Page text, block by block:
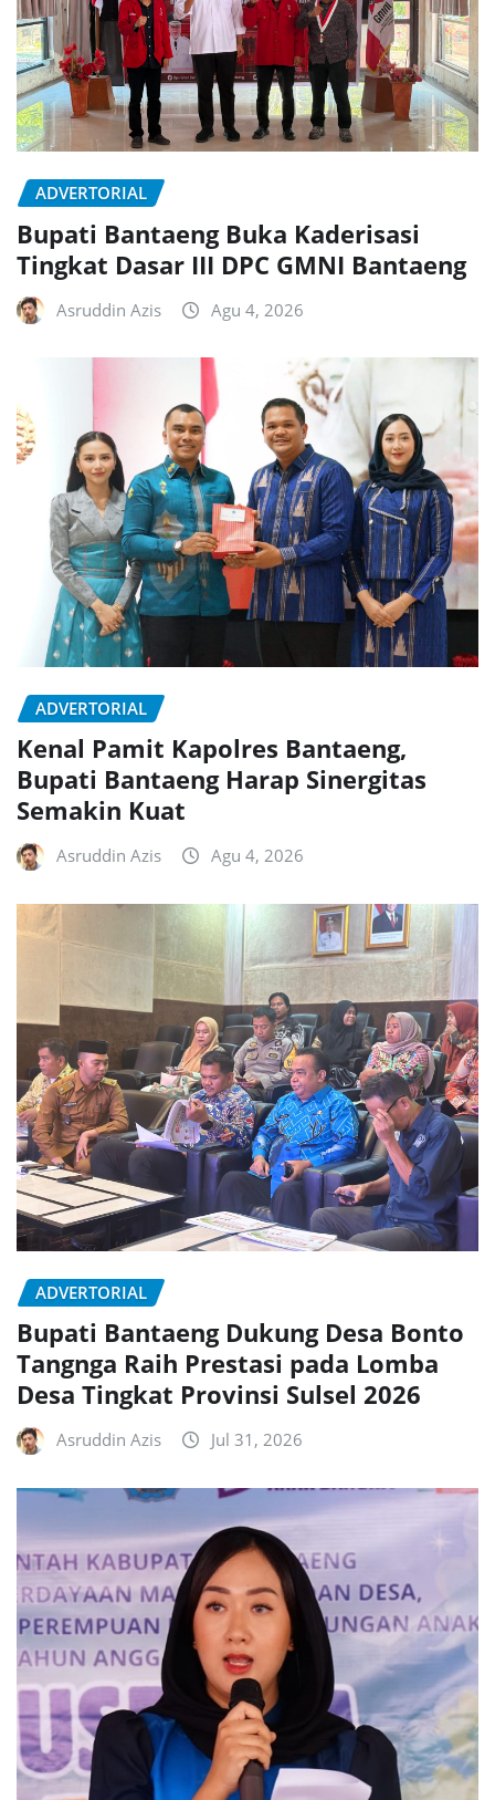
ADVERTORIAL
Bupati Bantaeng Buka Kaderisasi
Tingkat Dasar III DPC GMNI Bantaeng
Asruddin Azis Agu 4, 2026
ADVERTORIAL
Kenal Pamit Kapolres Bantaeng,
Bupati Bantaeng Harap Sinergitas
Semakin Kuat
Asruddin Azis Agu 4, 2026
ADVERTORIAL
Bupati Bantaeng Dukung Desa Bonto
Tangnga Raih Prestasi pada Lomba
Desa Tingkat Provinsi Sulsel 2026
Asruddin Azis Jul 31, 2026